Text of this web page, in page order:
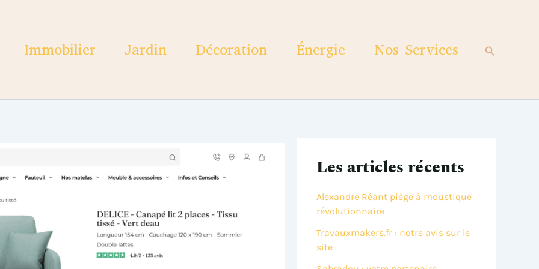
Immobilier Jardin Décoration Énergie Nos Services Rechercher
Les articles récents
Alexandre Réant piège à moustique
révolutionnaire
Travauxmakers.fr : notre avis sur le
site
e
e